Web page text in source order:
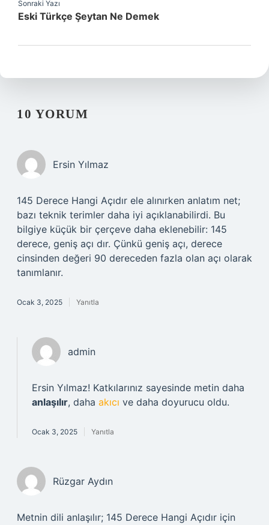
Sonraki Yazı
Eski Türkçe Şeytan Ne Demek
10 YORUM
Ersin Yılmaz
145 Derece Hangi Açıdır ele alınırken anlatım net;
bazı teknik terimler daha iyi açıklanabilirdi. Bu
bilgiye küçük bir çerçeve daha eklenebilir: 145
derece, geniş açı dır. Çünkü geniş açı, derece
cinsinden değeri 90 dereceden fazla olan açı olarak
tanımlanır.
Ocak 3, 2025 Yanıtla
admin
Ersin Yılmaz! Katkılarınız sayesinde metin daha
anlaşılır, daha akıcı ve daha doyurucu oldu.
Ocak 3, 2025 Yanıtla
Rüzgar Aydın
Metnin dili anlaşılır; 145 Derece Hangi Açıdır için